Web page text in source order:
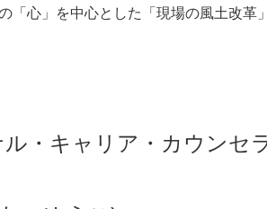
「心」を中心とした「現場の風土改革
・キャリア・カウンセ